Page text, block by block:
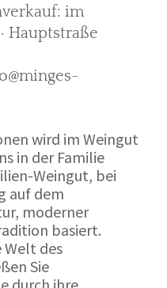
im
Hauptstraße
wird im Weingut
in der Familie
Weingut, bei
auf dem
moderner
basiert.
Welt des
Sie